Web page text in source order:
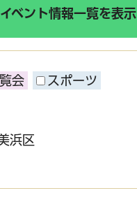
イベント情報一覧を表示
会
スポーツ
浜区